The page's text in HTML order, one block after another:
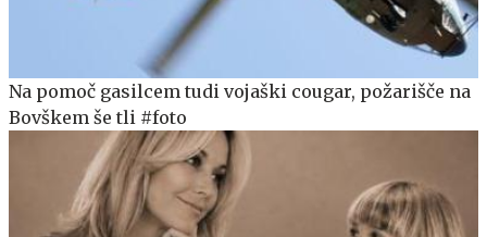
Na pomoč gasilcem tudi vojaški cougar, požarišče na
Bovškem še tli #foto